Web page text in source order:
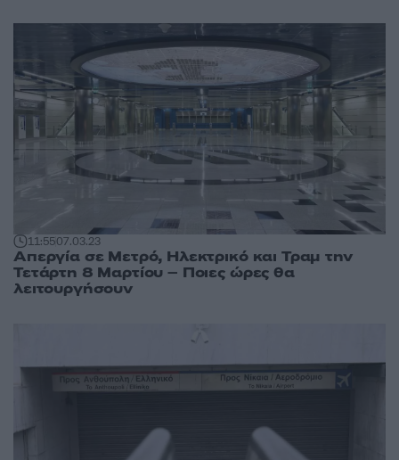
11:5507.03.23
Απεργία σε Μετρό, Ηλεκτρικό και Τραμ την
Τετάρτη 8 Μαρτίου – Ποιες ώρες θα
λειτουργήσουν